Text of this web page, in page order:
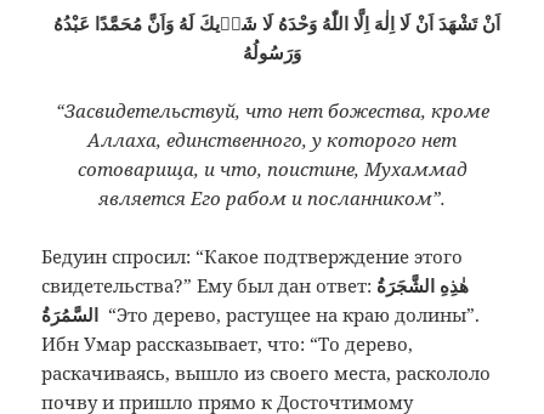
اَنْ تَشْهَدَ اَنْ لَا اِلٰهَ اِلَّا اللّٰهُ وَحْدَهُ لَا شَرٖيكَ لَهُ وَاَنَّ مُحَمَّدًا عَبْدُهُ
وَرَسُولُهُ
“Засвидетельствуй, что нет божества, кроме
Аллаха, единственного, у которого нет
сотоварища, и что, поистине, Мухаммад
является Его рабом и посланником”.
Бедуин спросил: “Какое подтверждение этого
свидетельства?” Ему был дан ответ:
السَّمُرَةُ “Это дерево, растущее на краю долины”.
Ибн Умар рассказывает, что: “То дерево,
раскачиваясь, вышло из своего места, раскололо
почву и пришло прямо к Досточтимому